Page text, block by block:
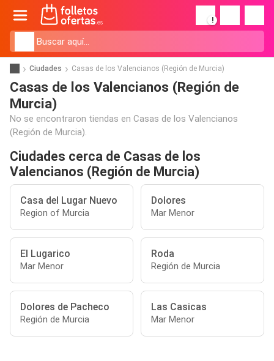
!
Ciudades Casas de los Valencianos (Región de Murcia)
Casas de los Valencianos (Región de
Murcia)
No se encontraron tiendas en Casas de los Valencianos
(Región de Murcia).
Ciudades cerca de Casas de los
Valencianos (Región de Murcia)
Casa del Lugar Nuevo
Region of Murcia
Dolores
Mar Menor
El Lugarico
Mar Menor
Roda
Región de Murcia
Dolores de Pacheco
Región de Murcia
Las Casicas
Mar Menor